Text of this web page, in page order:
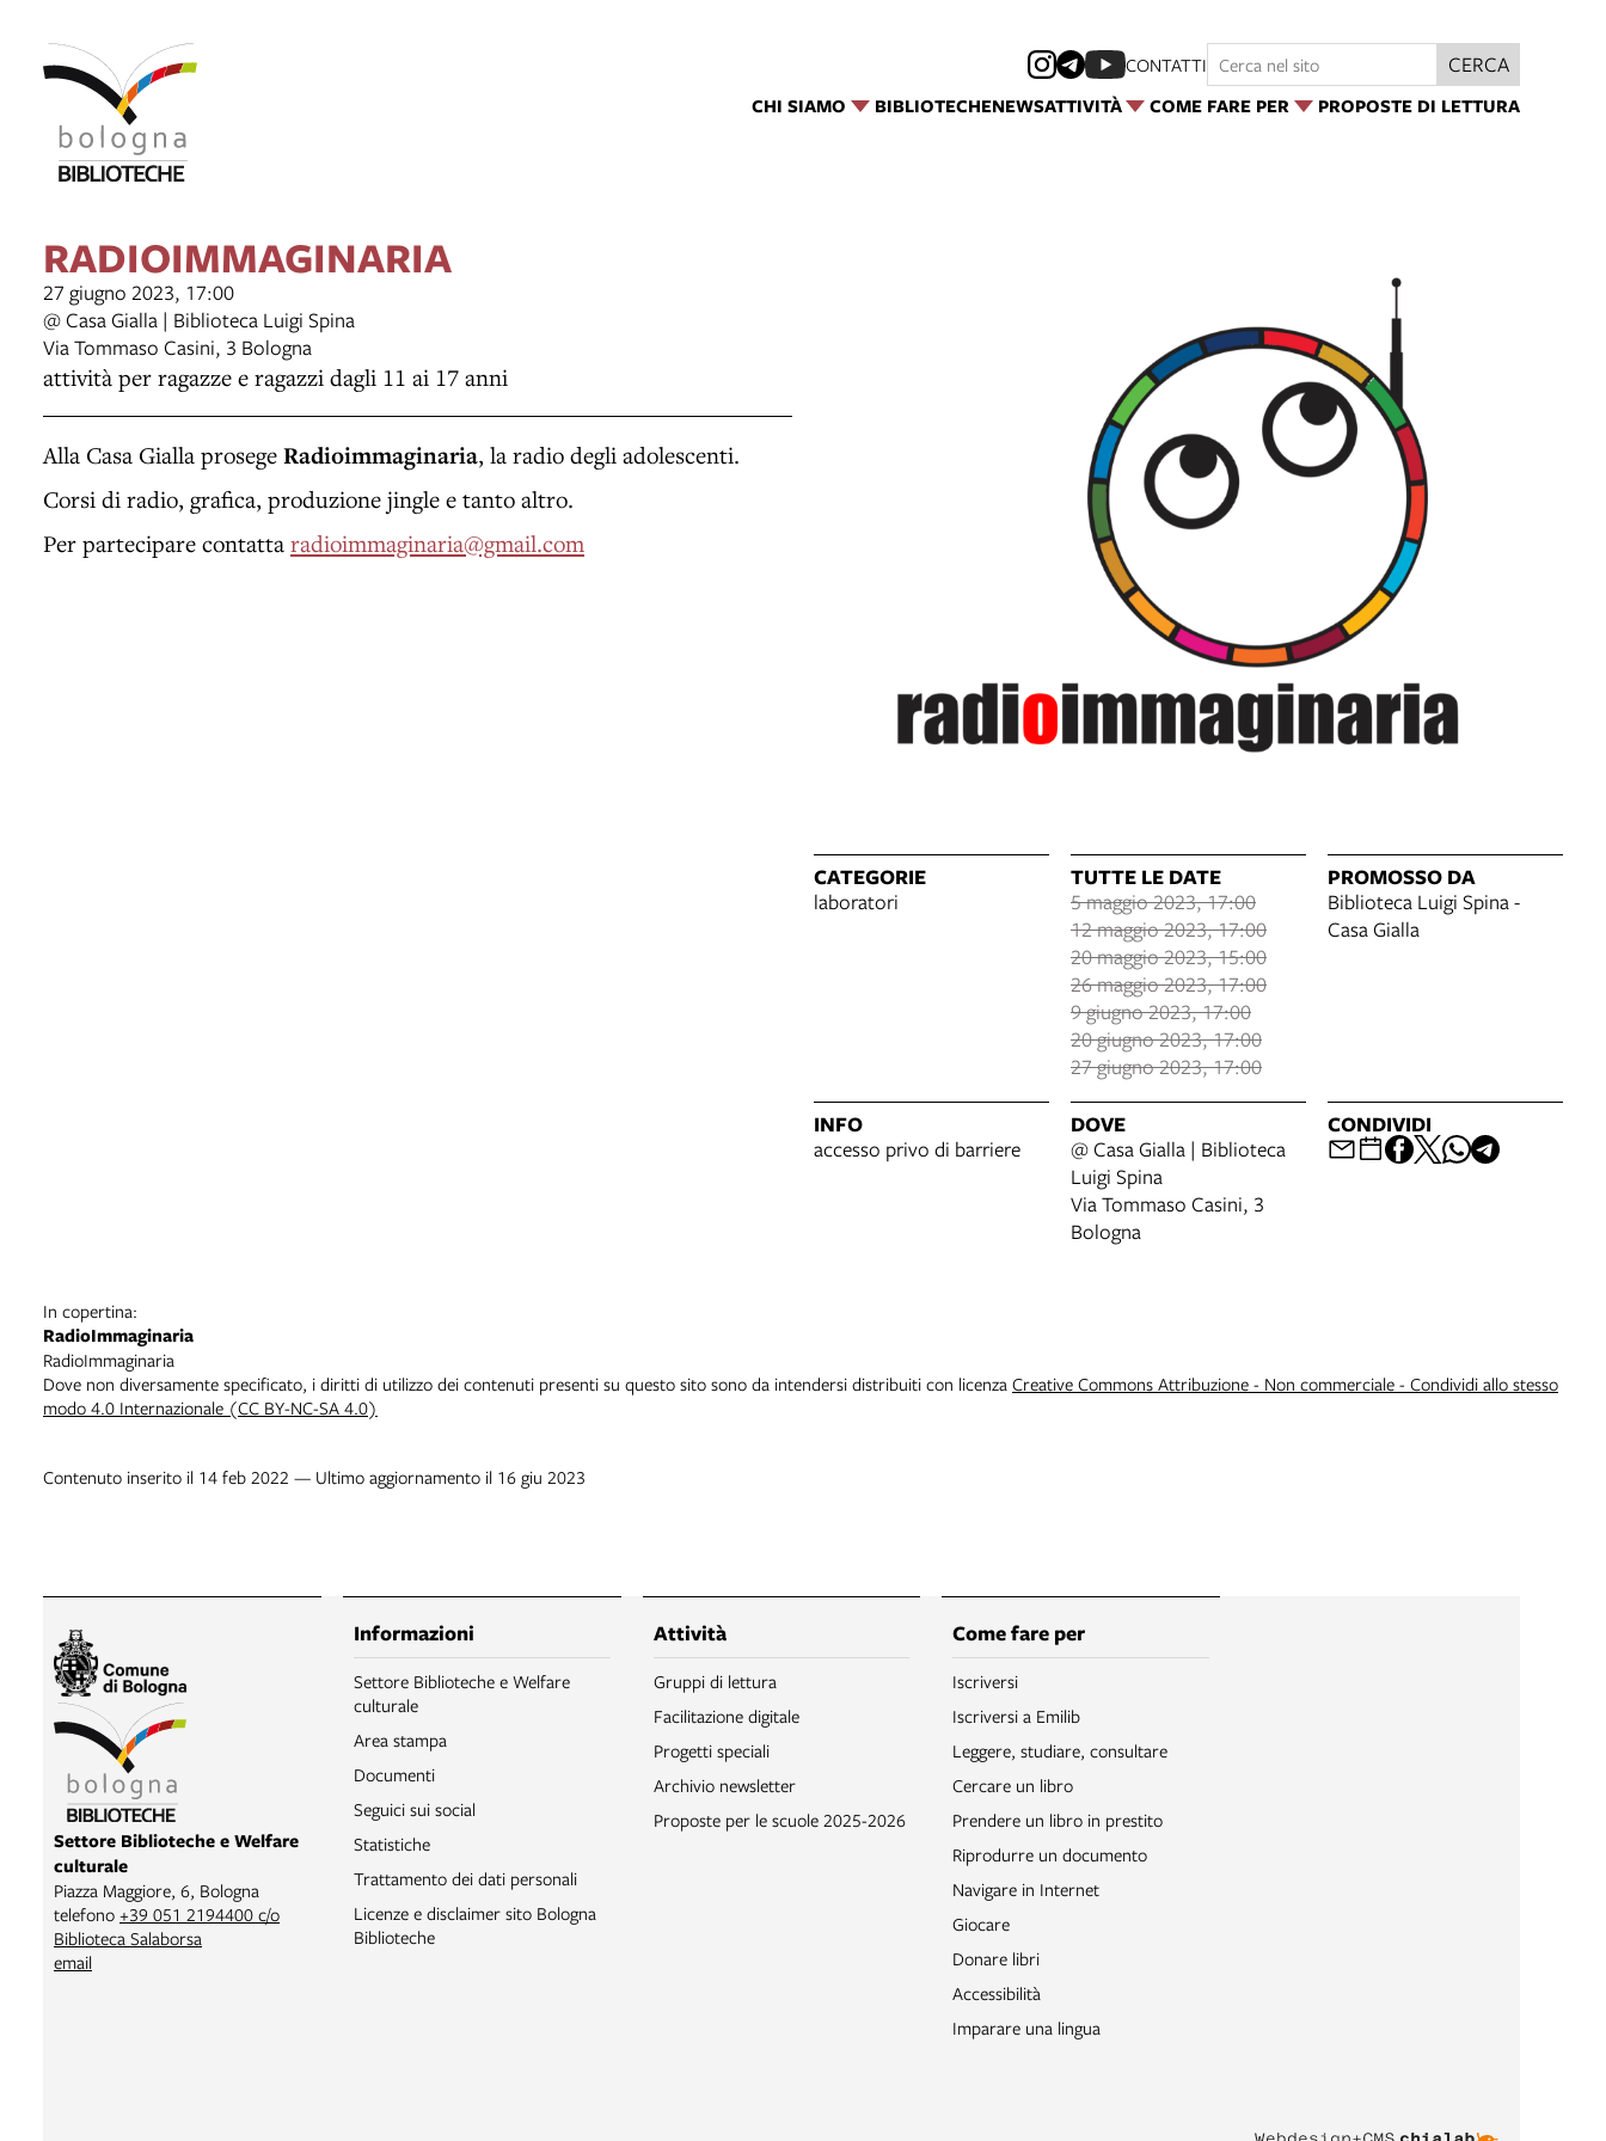
CHI SIAMO BIBLIOTECHENEWSATTIVITÀ COME FARE PER PROPOSTE DI LETTURA
CONTATTI CERCA
RADIOIMMAGINARIA
27 giugno 2023, 17:00
@ Casa Gialla | Biblioteca Luigi Spina
Via Tommaso Casini, 3 Bologna
attività per ragazze e ragazzi dagli 11 ai 17 anni
Alla Casa Gialla prosege Radioimmaginaria, la radio degli adolescenti.
Corsi di radio, grafica, produzione jingle e tanto altro.
Per partecipare contatta radioimmaginaria@gmail.com
CATEGORIE
laboratori
TUTTE LE DATE
5 maggio 2023, 17:00
12 maggio 2023, 17:00
20 maggio 2023, 15:00
26 maggio 2023, 17:00
9 giugno 2023, 17:00
20 giugno 2023, 17:00
27 giugno 2023, 17:00
PROMOSSO DA
Biblioteca Luigi Spina -
Casa Gialla
INFO
accesso privo di barriere
DOVE
@ Casa Gialla | Biblioteca
Luigi Spina
Via Tommaso Casini, 3
Bologna
CONDIVIDI
In copertina:
RadioImmaginaria
RadioImmaginaria
Dove non diversamente specificato, i diritti di utilizzo dei contenuti presenti su questo sito sono da intendersi distribuiti con licenza Creative Commons Attribuzione - Non commerciale - Condividi allo stesso
modo 4.0 Internazionale (CC BY-NC-SA 4.0)
Contenuto inserito il 14 feb 2022 — Ultimo aggiornamento il 16 giu 2023
Settore Biblioteche e Welfare
culturale
Piazza Maggiore, 6, Bologna
telefono +39 051 2194400 c/o
Biblioteca Salaborsa
email
Informazioni
Settore Biblioteche e Welfare
culturale
Area stampa
Documenti
Seguici sui social
Statistiche
Trattamento dei dati personali
Licenze e disclaimer sito Bologna
Biblioteche
Attività
Gruppi di lettura
Facilitazione digitale
Progetti speciali
Archivio newsletter
Proposte per le scuole 2025-2026
Come fare per
Iscriversi
Iscriversi a Emilib
Leggere, studiare, consultare
Cercare un libro
Prendere un libro in prestito
Riprodurre un documento
Navigare in Internet
Giocare
Donare libri
Accessibilità
Imparare una lingua